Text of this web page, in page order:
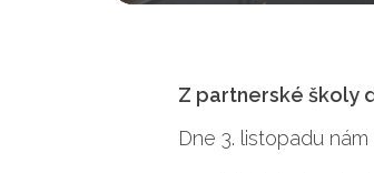
Z partnerské školy
Dne 3. listopadu